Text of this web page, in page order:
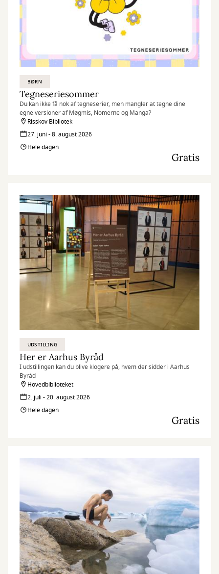
BØRN
Tegneseriesommer
Du kan ikke få nok af tegneserier, men mangler at tegne dine
egne versioner af Møgmis, Nomerne og Manga?
Risskov Bibliotek
27. juni - 8. august 2026
Hele dagen
Gratis
UDSTILLING
Her er Aarhus Byråd
I udstillingen kan du blive klogere på, hvem der sidder i Aarhus
Byråd
Hovedbiblioteket
2. juli - 20. august 2026
Hele dagen
Gratis